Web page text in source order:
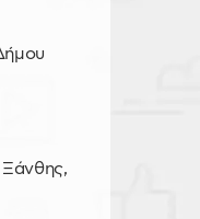
Ξάνθης,